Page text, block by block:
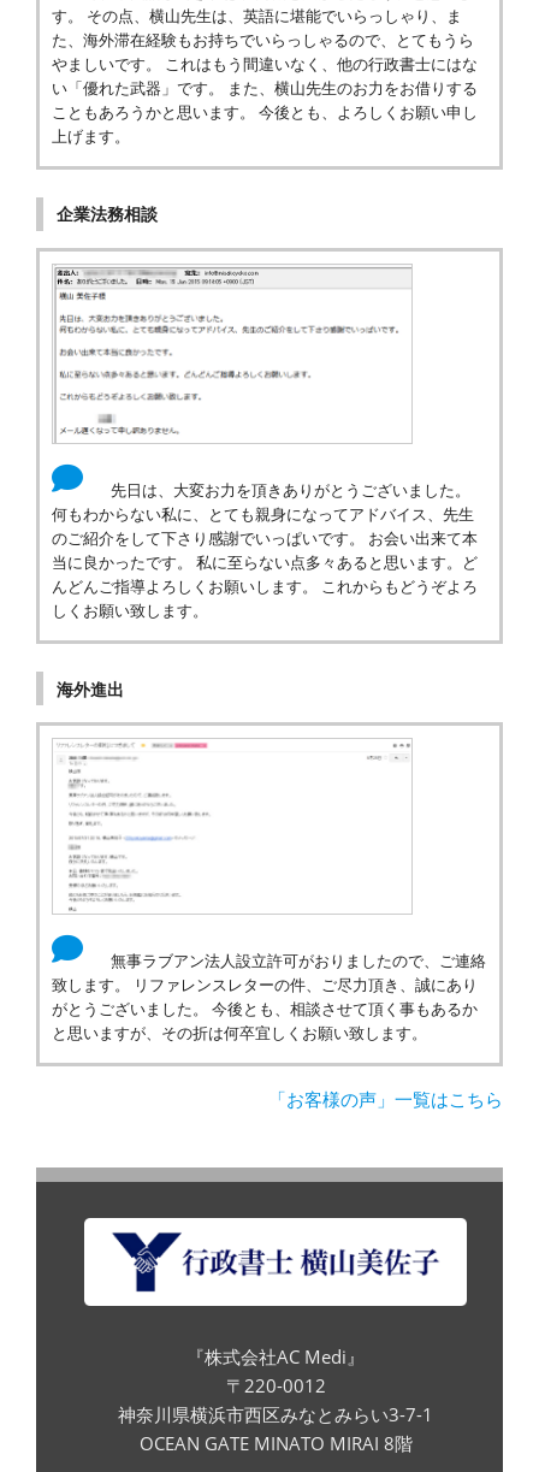
す。 その点、横山先生は、英語に堪能でいらっしゃり、ま
た、海外滞在経験もお持ちでいらっしゃるので、とてもうら
やましいです。 これはもう間違いなく、他の行政書士にはな
い「優れた武器」です。 また、横山先生のお力をお借りする
こともあろうかと思います。 今後とも、よろしくお願い申し
上げます。
企業法務相談
先日は、大変お力を頂きありがとうございました。
何もわからない私に、とても親身になってアドバイス、先生
のご紹介をして下さり感謝でいっぱいです。 お会い出来て本
当に良かったです。 私に至らない点多々あると思います。ど
んどんご指導よろしくお願いします。 これからもどうぞよろ
しくお願い致します。
海外進出
無事ラブアン法人設立許可がおりましたので、ご連絡
致します。 リファレンスレターの件、ご尽力頂き、誠にあり
がとうございました。 今後とも、相談させて頂く事もあるか
と思いますが、その折は何卒宜しくお願い致します。
「お客様の声」一覧はこちら
『株式会社AC Medi』
〒220-0012
神奈川県横浜市西区みなとみらい3-7-1
OCEAN GATE MINATO MIRAI 8階